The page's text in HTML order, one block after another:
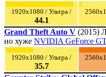
1920x1080 / Ультра /
44.1
Grand Theft Auto V (2015)
но хуже NVIDIA GeForce
1920x1080 / Ультра /
35.7